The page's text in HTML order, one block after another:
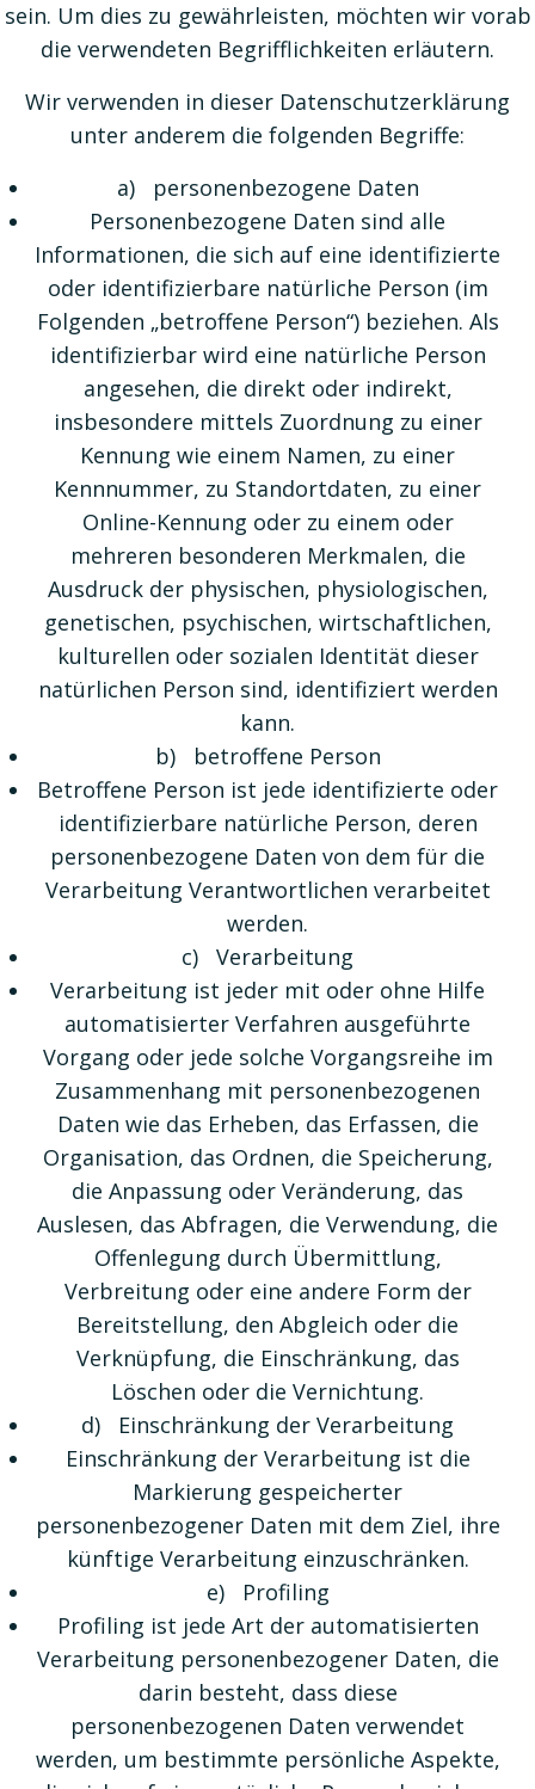
sein. Um dies zu gewährleisten, möchten wir vorab
die verwendeten Begrifflichkeiten erläutern.
Wir verwenden in dieser Datenschutzerklärung
unter anderem die folgenden Begriffe:
a) personenbezogene Daten
Personenbezogene Daten sind alle
Informationen, die sich auf eine identifizierte
oder identifizierbare natürliche Person (im
Folgenden „betroffene Person“) beziehen. Als
identifizierbar wird eine natürliche Person
angesehen, die direkt oder indirekt,
insbesondere mittels Zuordnung zu einer
Kennung wie einem Namen, zu einer
Kennnummer, zu Standortdaten, zu einer
Online-Kennung oder zu einem oder
mehreren besonderen Merkmalen, die
Ausdruck der physischen, physiologischen,
genetischen, psychischen, wirtschaftlichen,
kulturellen oder sozialen Identität dieser
natürlichen Person sind, identifiziert werden
kann.
b) betroffene Person
Betroffene Person ist jede identifizierte oder
identifizierbare natürliche Person, deren
personenbezogene Daten von dem für die
Verarbeitung Verantwortlichen verarbeitet
werden.
c) Verarbeitung
Verarbeitung ist jeder mit oder ohne Hilfe
automatisierter Verfahren ausgeführte
Vorgang oder jede solche Vorgangsreihe im
Zusammenhang mit personenbezogenen
Daten wie das Erheben, das Erfassen, die
Organisation, das Ordnen, die Speicherung,
die Anpassung oder Veränderung, das
Auslesen, das Abfragen, die Verwendung, die
Offenlegung durch Übermittlung,
Verbreitung oder eine andere Form der
Bereitstellung, den Abgleich oder die
Verknüpfung, die Einschränkung, das
Löschen oder die Vernichtung.
d) Einschränkung der Verarbeitung
Einschränkung der Verarbeitung ist die
Markierung gespeicherter
personenbezogener Daten mit dem Ziel, ihre
künftige Verarbeitung einzuschränken.
e) Profiling
Profiling ist jede Art der automatisierten
Verarbeitung personenbezogener Daten, die
darin besteht, dass diese
personenbezogenen Daten verwendet
werden, um bestimmte persönliche Aspekte,